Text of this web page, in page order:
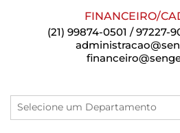
FINANCEIRO/
(21) 99874-0501 / 97227-